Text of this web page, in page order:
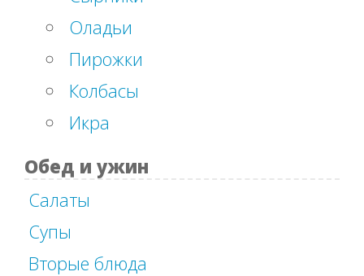
Оладьи
Пирожки
Колбасы
Икра
Обед и ужин
Салаты
Супы
Вторые блюда